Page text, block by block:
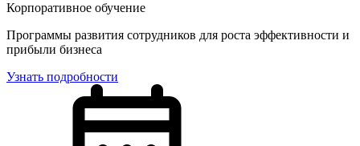
Корпоративное обучение
Программы развития сотрудников для роста эффективности и
прибыли бизнеса
Узнать подробности